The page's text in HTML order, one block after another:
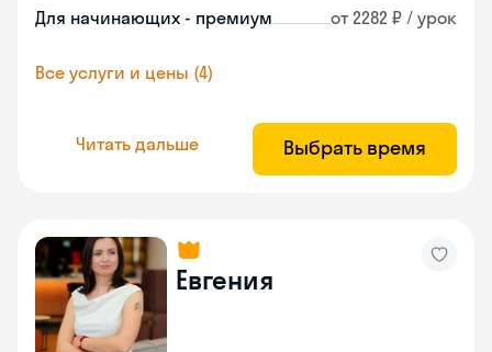
Для начинающих - премиум от 2282 ₽ / урок
Все услуги и цены (4)
Читать дальше Выбрать время
Евгения